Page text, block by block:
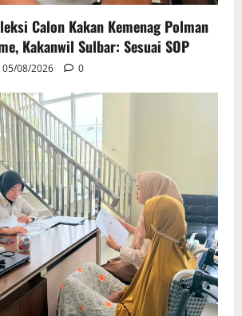
Calon Kakan Kemenag Polman
Kakanwil Sulbar: Sesuai SOP
05/08/2026 0